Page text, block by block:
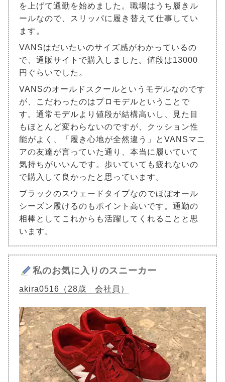
を上げて通勤を始めました。職場はうち履きル
ールなので、スリッパに履き替えて仕事してい
ます。
VANSはだいたいのサイズ感がわかっているの
で、通販サイトで購入しました。値段は13000
円ぐらいでした。
VANSのオールドスクールというモデルなのです
が、こだわったのはプロモデルということで
す。通常モデルより値段が結構高いし、見た目
もほとんど変わらないのですが、クッション性
能がよく、「履き心地が全然違う」とVANSマニ
アの友達が言っていた通り、本当に履いていて
気持ちがいいんです。歩いていても疲れないの
で購入して良かったと思っています。
ブラックのスウェードタイプなのでほぼオール
シーズン履けるのもポイント高いです。通勤の
相棒としてこれからも活躍してくれることと思
います。
私のお気に入りのスニーカー
akira0516（28歳 会社員）